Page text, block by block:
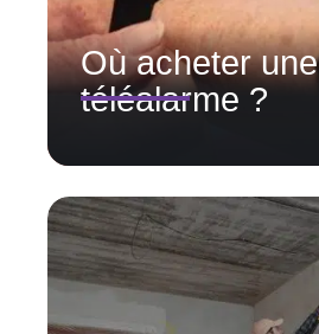
Où acheter une
téléalarme ?